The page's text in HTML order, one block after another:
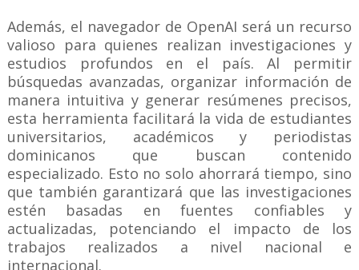
Además, el navegador de OpenAI será un recurso
valioso para quienes realizan investigaciones y
estudios profundos en el país. Al permitir
búsquedas avanzadas, organizar información de
manera intuitiva y generar resúmenes precisos,
esta herramienta facilitará la vida de estudiantes
universitarios, académicos y periodistas
dominicanos que buscan contenido
especializado. Esto no solo ahorrará tiempo, sino
que también garantizará que las investigaciones
estén basadas en fuentes confiables y
actualizadas, potenciando el impacto de los
trabajos realizados a nivel nacional e
internacional.